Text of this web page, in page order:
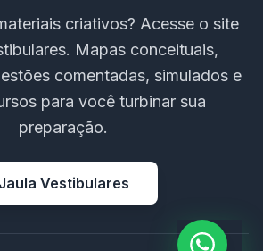
criativos? Acesse o site
Mapas conceituais,
comentadas, simulados e
para você turbinar sua
preparação.
Jaula Vestibulares